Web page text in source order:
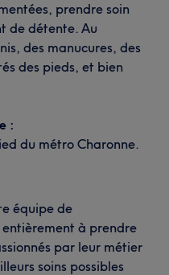
prendre soin
de détente. Au
des manucures, des
des pieds, et bien
:
du métro Charonne.
équipe de
entièrement à prendre
par leur métier
soins possibles